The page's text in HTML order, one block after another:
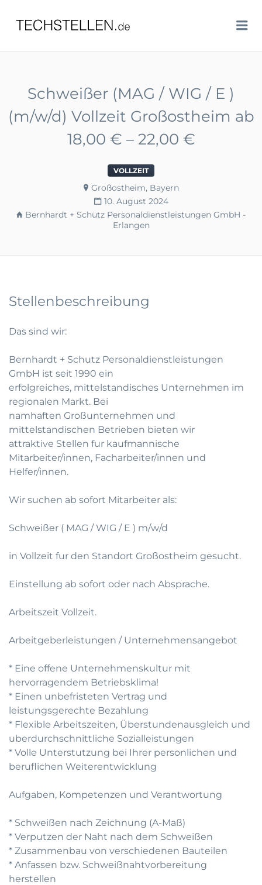
TECHSTELLEN.DE
Schweißer (MAG / WIG / E )
(m/w/d) Vollzeit Großostheim ab
18,00 € – 22,00 €
VOLLZEIT
Großostheim, Bayern
10. August 2024
Bernhardt + Schütz Personaldienstleistungen GmbH -
Erlangen
Stellenbeschreibung
Das sind wir:
Bernhardt + Schutz Personaldienstleistungen
GmbH ist seit 1990 ein
erfolgreiches, mittelstandisches Unternehmen im
regionalen Markt. Bei
namhaften Großunternehmen und
mittelstandischen Betrieben bieten wir
attraktive Stellen fur kaufmannische
Mitarbeiter/innen, Facharbeiter/innen und
Helfer/innen.
Wir suchen ab sofort Mitarbeiter als:
Schweißer ( MAG / WIG / E ) m/w/d
in Vollzeit fur den Standort Großostheim gesucht.
Einstellung ab sofort oder nach Absprache.
Arbeitszeit Vollzeit.
Arbeitgeberleistungen / Unternehmensangebot
* Eine offene Unternehmenskultur mit
hervorragendem Betriebsklima!
* Einen unbefristeten Vertrag und
leistungsgerechte Bezahlung
* Flexible Arbeitszeiten, Überstundenausgleich und
uberdurchschnittliche Sozialleistungen
* Volle Unterstutzung bei Ihrer personlichen und
beruflichen Weiterentwicklung
Aufgaben, Kompetenzen und Verantwortung
* Schweißen nach Zeichnung (A-Maß)
* Verputzen der Naht nach dem Schweißen
* Zusammenbau von verschiedenen Bauteilen
* Anfassen bzw. Schweißnahtvorbereitung
herstellen